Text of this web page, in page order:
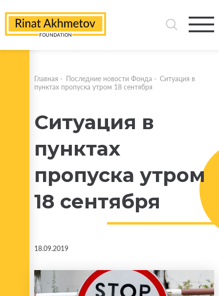
Главная - Последние новости Фонда - Ситуация в
пунктах пропуска утром 18 сентября
Ситуация в
пунктах
пропуска утром
18 сентября
18.09.2019